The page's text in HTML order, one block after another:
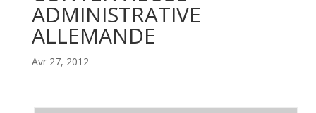
ADMINISTRATIVE
ALLEMANDE
Avr 27, 2012